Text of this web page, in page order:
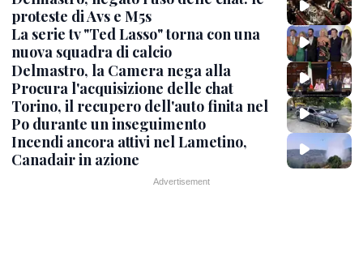
proteste di Avs e M5s
La serie tv "Ted Lasso" torna con una
nuova squadra di calcio
Delmastro, la Camera nega alla
Procura l'acquisizione delle chat
Torino, il recupero dell'auto finita nel
Po durante un inseguimento
Incendi ancora attivi nel Lametino,
Canadair in azione